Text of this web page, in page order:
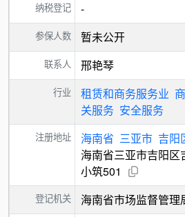
纳税登记 -
参保人数 暂未公开
联系人 邢艳琴
行业 租赁和商务服务业
关服务 安全服务
注册地址 海南省 三亚市 吉阳
海南省三亚市吉阳
小筑501
登记机关 海南省市场监督管理